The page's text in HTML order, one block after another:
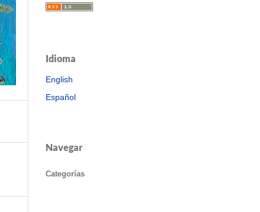
Idioma
English
Español
Navegar
Categorías